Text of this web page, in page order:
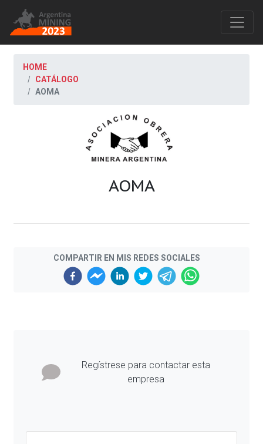
HOME
CATÁLOGO
AOMA
AOMA
COMPARTIR EN MIS REDES SOCIALES
Regístrese para contactar esta
empresa